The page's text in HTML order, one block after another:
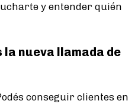
y entender quién
la nueva llamada de
conseguir clientes en